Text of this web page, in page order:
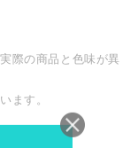
際の商品と色味が異
ます。